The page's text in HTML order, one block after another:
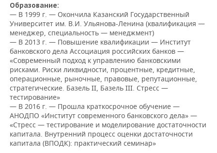
КОРОЛИ ГОСЗАКАЗА ПФО
ВУЗЫ ТАТАРСТАНА
КОМУ ПРИНАДЛЕЖАТ
ТОРГОВЫЕ ЦЕНТРЫ
ТАТАРСТАНА
ФИНАНСЫ
БАНКИ
БЮДЖЕТ
ИНВЕСТИЦИИ
НОВОСТИ
ПРОМЫШЛЕННОСТИ
АГРОПРОМ
МАШИНОСТРОЕНИЕ
НЕФТЕХИМИЯ
НЕФТЬ
ОПК
НЕДВИЖИМОСТЬ
НОВОСТИ НЕДВИЖИМОСТИ
АВТО
НОВОСТИ АВТО
БИЗНЕС
НОВОСТИ БИЗНЕСА
РОЗНИЧНАЯ ТОРГОВЛЯ
ТРАНСПОРТ
УСЛУГИ
ТЕХНОЛОГИИ
НОВОСТИ ТЕХНОЛОГИЙ
IT
МЕДИА
МЕРОПРИЯТИЯ
НОВОСТИ МЕРОПРИЯТИЙ
ВЫЕЗДНАЯ РЕДАКЦИЯ
СПОРТ
НОВОСТИ СПОРТА
ОБЩЕСТВО
Образование:
— В 1999 г. — Окончила Казанский Государственный
Университет им. В.И. Ульянова-Ленина (квалификация —
менеджер, специальность — менеджмент)
— В 2013 г. — Повышение квалификации — Институт
банковского дела Ассоциация российских банков —
«Современный подход к управлению банковскими
рисками. Риски ликвидности, процентные, кредитные,
операционные, рыночные, правовые, репутационные,
стратегические. Базель II, Базель III. Стресс —
тестирование»
— В 2016 г. — Прошла краткосрочное обучение —
АНОДПО «Институт современного банковского дела» —
«Стресс — тестирование и моделирование достаточности
капитала. Внутренний процесс оценки достаточности
капитала (ВПОДК): практический семинар»